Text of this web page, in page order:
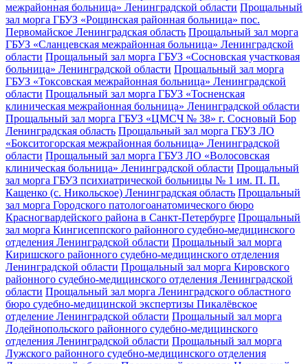
межрайонная больница» Ленинградской области Прощальный
зал морга ГБУЗ «Рощинская районная больница» пос.
Первомайское Ленинградская область Прощальный зал морга
ГБУЗ «Сланцевская межрайонная больница» Ленинградской
области Прощальный зал морга ГБУЗ «Сосновская участковая
больница» Ленинградской области Прощальный зал морга
ГБУЗ «Токсовская межрайонная больница» Ленинградской
области Прощальный зал морга ГБУЗ «Тосненская
клиническая межрайонная больница» Ленинградской области
Прощальный зал морга ГБУЗ «ЦМСЧ № 38» г. Сосновый Бор
Ленинградская область Прощальный зал морга ГБУЗ ЛО
«Бокситогорская межрайонная больница» Ленинградской
области Прощальный зал морга ГБУЗ ЛО «Волосовская
клиническая больница» Ленинградской области Прощальный
зал морга ГБУЗ психиатрической больницы № 1 им. П. П.
Кащенко (с. Никольское) Ленинградская область Прощальный
зал морга Городского патологоанатомического бюро
Красногвардейского района в Санкт-Петербурге Прощальный
зал морга Кингисеппского районного судебно-медицинского
отделения Ленинградской области Прощальный зал морга
Киришского районного судебно-медицинского отделения
Ленинградской области Прощальный зал морга Кировского
районного судебно-медицинского отделения Ленинградской
области Прощальный зал морга Ленинградского областного
бюро судебно-медицинской экспертизы Пикалёвское
отделение Ленинградской области Прощальный зал морга
Лодейнопольского районного судебно-медицинского
отделения Ленинградской области Прощальный зал морга
Лужского районного судебно-медицинского отделения